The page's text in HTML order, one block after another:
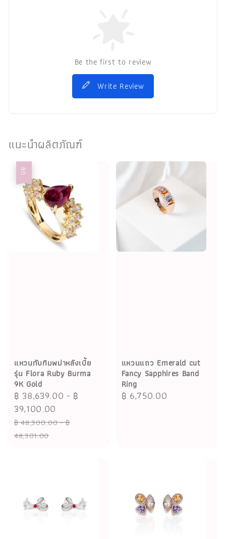
Be the first to review
Write Review
แนะนำผลิตภัณฑ์
ลด
แหวนทับทิมพม่าหลังเบี้ย
รุ่น Flora Ruby Burma
9K Gold
Sale
price
฿ 38,639.00 - ฿
39,100.00
Regular
price
฿ 48,300.00-฿
48,301.00
แหวนแถว Emerald cut
Fancy Sapphires Band
Ring
Regular
฿ 6,750.00